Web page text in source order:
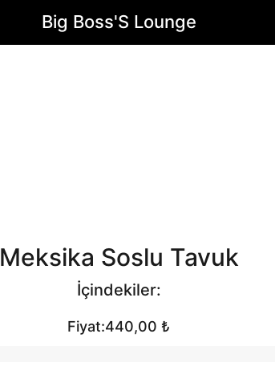
Big Boss'S Lounge
Meksika Soslu Tavuk
İçindekiler:
Fiyat:440,00 ₺